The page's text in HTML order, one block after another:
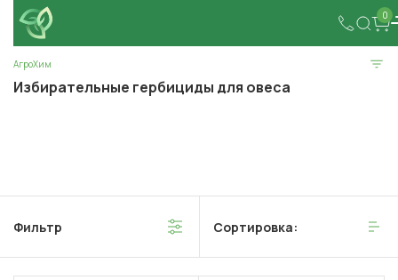
0
АгроХим
Избирательные гербициды для овеса
Фильтр Сортировка: